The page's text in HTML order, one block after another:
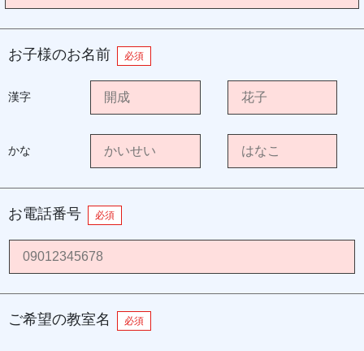
お子様のお名前 必須
漢字
かな
お電話番号 必須
ご希望の教室名 必須